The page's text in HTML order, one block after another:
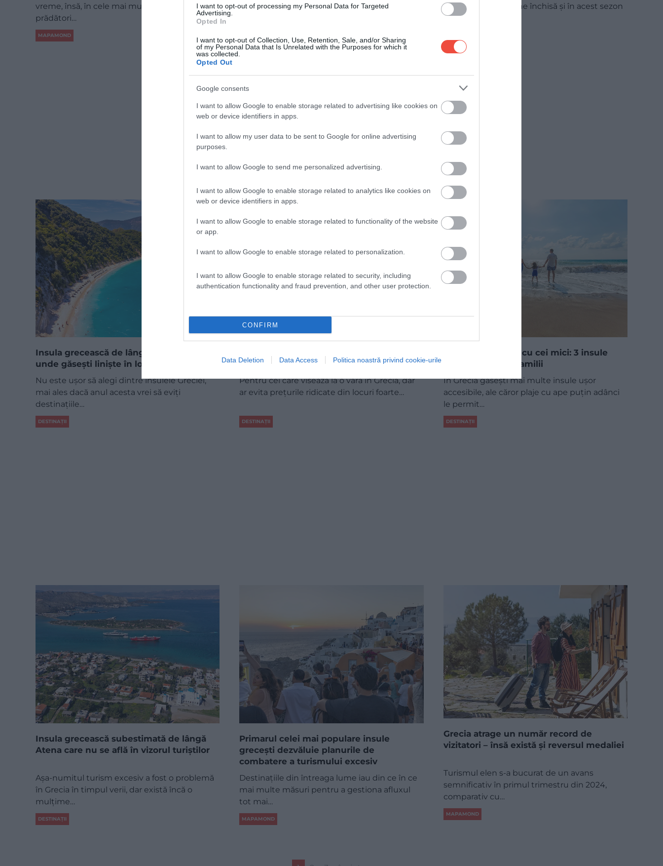
I want to opt-out of processing my Personal Data for Targeted
Advertising.
Opted In
I want to opt-out of Collection, Use, Retention, Sale, and/or Sharing
of my Personal Data that Is Unrelated with the Purposes for which it
was collected.
Opted Out
Google consents
I want to allow Google to enable storage related to advertising like cookies on
web or device identifiers in apps.
I want to allow my user data to be sent to Google for online advertising
purposes.
I want to allow Google to send me personalized advertising.
I want to allow Google to enable storage related to analytics like cookies on
web or device identifiers in apps.
I want to allow Google to enable storage related to functionality of the website
or app.
I want to allow Google to enable storage related to personalization.
I want to allow Google to enable storage related to security, including
authentication functionality and fraud prevention, and other user protection.
CONFIRM
Data Deletion Data Access Politica noastră privind cookie-urile
vreme, însă, în cele mai multe cazuri, acești
prădători…
MAPAMOND
vizitate destinații din Grecia, însă Sivota, aflată
din Grecia, va rămâne închisă și în acest sezon
de…
Insula grecească de lângă Zakynthos
unde găsești liniște în loc de aglomerație
Nu este ușor să alegi dintre insulele Greciei,
mai ales dacă anul acesta vrei să eviți
destinațiile…
DESTINAȚII
poate costa mai puțin decât te-ai aștepta
Pentru cei care visează la o vară în Grecia, dar
ar evita prețurile ridicate din locuri foarte…
DESTINAȚII
Vacanță în Grecia cu cei mici: 3 insule
perfecte pentru familii
În Grecia găsești mai multe insule ușor
accesibile, ale căror plaje cu ape puțin adânci
le permit…
DESTINAȚII
Insula grecească subestimată de lângă
Atena care nu se află în vizorul turiștilor
Așa-numitul turism excesiv a fost o problemă
în Grecia în timpul verii, dar există încă o
mulțime…
DESTINAȚII
Primarul celei mai populare insule
grecești dezvăluie planurile de
combatere a turismului excesiv
Destinațiile din întreaga lume iau din ce în ce
mai multe măsuri pentru a gestiona afluxul
tot mai…
MAPAMOND
Grecia atrage un număr record de
vizitatori – însă există şi reversul medaliei
Turismul elen s-a bucurat de un avans
semnificativ în primul trimestru din 2024,
comparativ cu…
MAPAMOND